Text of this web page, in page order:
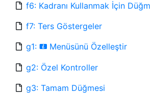
f6: Kadranı Kullanmak İçin
f7: Ters Göstergeler
g1: i Menüsünü Özelleştir
g2: Özel Kontroller
g3: Tamam Düğmesi